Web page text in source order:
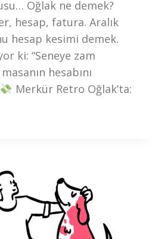
Oğlak ne demek?
hesap, fatura. Aralık
hesap kesimi demek.
ki: “Seneye zam
hesabını
Merkür Retro Oğlak’ta: